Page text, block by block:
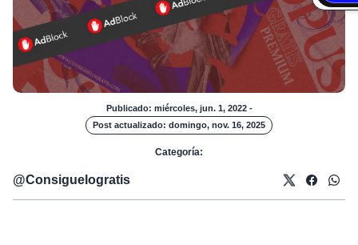
Publicado: miércoles, jun. 1, 2022 -
Post actualizado: domingo, nov. 16, 2025
Categoría:
@Consiguelogratis